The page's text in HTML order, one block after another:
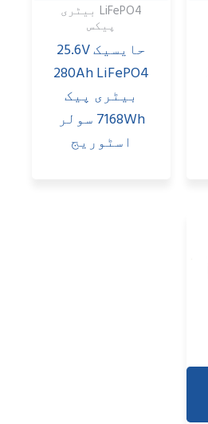
LiFePO4 بیٹری
پیکس
حايسيک 25.6V
280Ah LiFePO4
بیٹری پیک
7168Wh سولر
اسٹوریج